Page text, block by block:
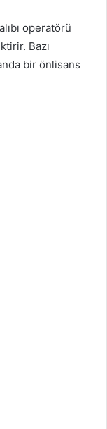
operatörü
Bazı
bir önlisans